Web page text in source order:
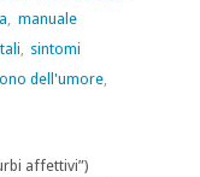
, manuale
, sintomi
dell'umore,
affettivi”)